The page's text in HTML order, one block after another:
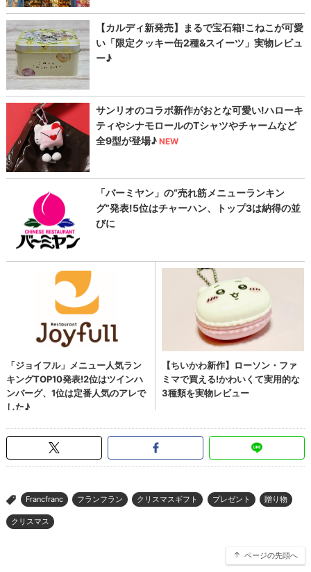
> Francfranc フランフラン クリスマスギフト プレゼント 贈り物
クリスマス
ページの先頭へ